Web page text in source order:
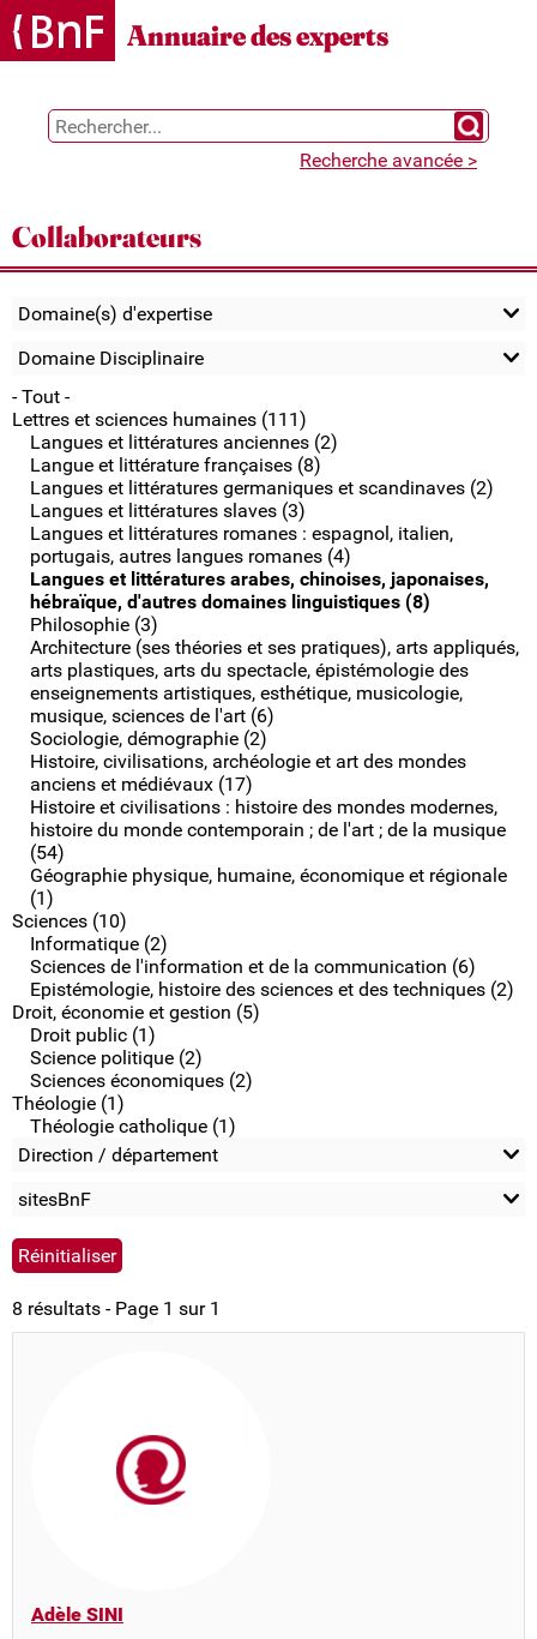
Gestion des cookies
Annuaire des experts
Chercher
Recherche avancée >
Collaborateurs
Domaine(s) d'expertise
Domaine Disciplinaire
- Tout -
Lettres et sciences humaines (111)
Langues et littératures anciennes (2)
Langue et littérature françaises (8)
Langues et littératures germaniques et scandinaves (2)
Langues et littératures slaves (3)
Langues et littératures romanes : espagnol, italien,
portugais, autres langues romanes (4)
Langues et littératures arabes, chinoises, japonaises,
hébraïque, d'autres domaines linguistiques (8)
Philosophie (3)
Architecture (ses théories et ses pratiques), arts appliqués,
arts plastiques, arts du spectacle, épistémologie des
enseignements artistiques, esthétique, musicologie,
musique, sciences de l'art (6)
Sociologie, démographie (2)
Histoire, civilisations, archéologie et art des mondes
anciens et médiévaux (17)
Histoire et civilisations : histoire des mondes modernes,
histoire du monde contemporain ; de l'art ; de la musique
(54)
Géographie physique, humaine, économique et régionale
(1)
Sciences (10)
Informatique (2)
Sciences de l'information et de la communication (6)
Epistémologie, histoire des sciences et des techniques (2)
Droit, économie et gestion (5)
Droit public (1)
Science politique (2)
Sciences économiques (2)
Théologie (1)
Théologie catholique (1)
Direction / département
sitesBnF
8 résultats - Page 1 sur 1
Adèle SINI